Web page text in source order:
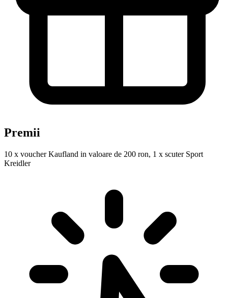
Premii
10 x voucher Kaufland in valoare de 200 ron, 1 x scuter Sport
Kreidler